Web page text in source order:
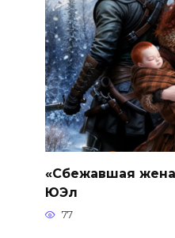
«Сбежавшая
ЮЭл
77